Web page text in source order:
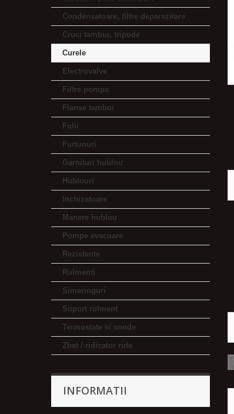
Condensatoare, filtre deparazitare
Cruci tambur, tripode
Curele
Electrovalve
Filtre pompa
Flanse tambur
Fulii
Furtunuri
Garnituri hublou
Hublouri
Inchizatoare
Manere hublou
Pompe evacuare
Rezistente
Rulmenti
Simeringuri
Suport rulment
Termostate si sonde
Zbat / ridicator rufe
INFORMATII